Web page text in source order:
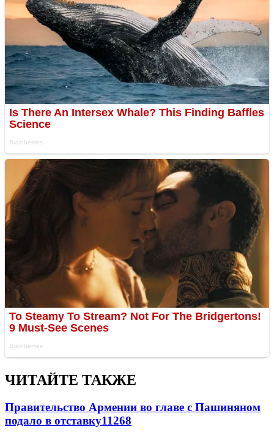
ЧИТАЙТЕ ТАКЖЕ
Правительство Армении во главе с Пашиняном
подало в отставку11268